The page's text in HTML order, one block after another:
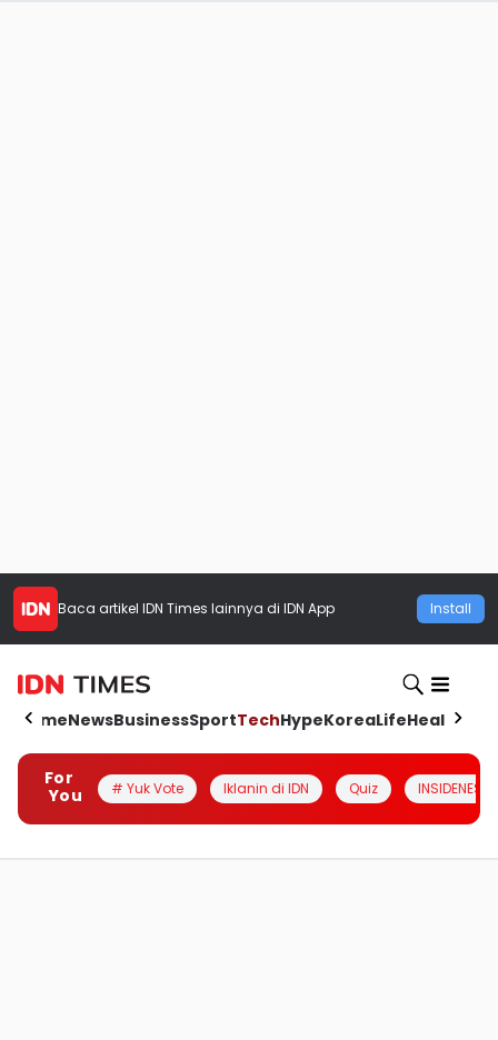
Baca artikel IDN Times lainnya di IDN App Install
HomeNewsBusinessSportTechHypeKoreaLifeHealth
For
You
# Yuk Vote Iklanin di IDN Quiz INSIDENESIA